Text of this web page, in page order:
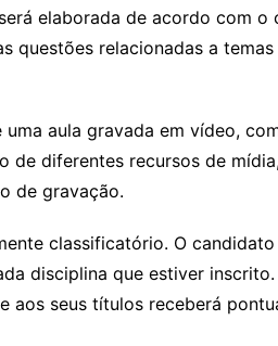
elaborada de acordo com
questões relacionadas a
aula gravada em vídeo,
de diferentes recursos de
de gravação.
classificatório. O
disciplina que estiver
aos seus títulos receberá